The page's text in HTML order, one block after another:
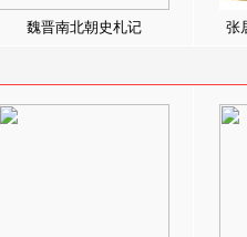
魏晋南北朝史札记 张